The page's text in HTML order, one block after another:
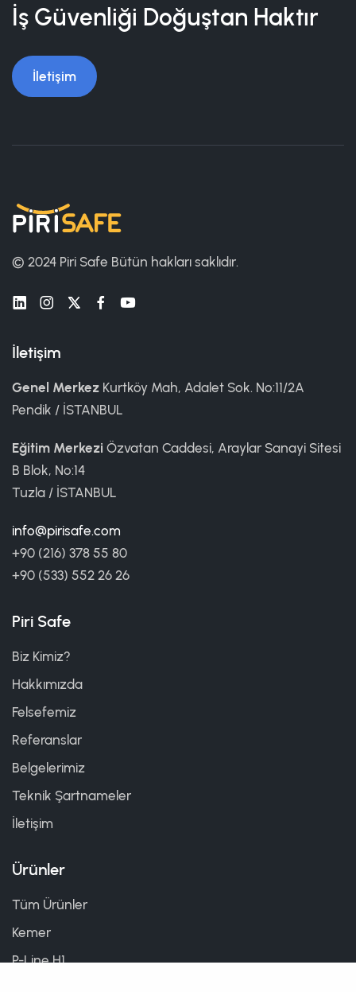
İş Güvenliği Doğuştan Haktır
İletişim
© 2024 Piri Safe Bütün hakları saklıdır.
İletişim
Genel Merkez Kurtköy Mah, Adalet Sok. No:11/2A
Pendik / İSTANBUL
Eğitim Merkezi Özvatan Caddesi, Araylar Sanayi Sitesi
B Blok, No:14
Tuzla / İSTANBUL
info@pirisafe.com
+90 (216) 378 55 80
+90 (533) 552 26 26
Piri Safe
Biz Kimiz?
Hakkımızda
Felsefemiz
Referanslar
Belgelerimiz
Teknik Şartnameler
İletişim
Ürünler
Tüm Ürünler
Kemer
P-Line H1